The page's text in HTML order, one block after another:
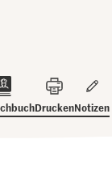
DruckenNotizen